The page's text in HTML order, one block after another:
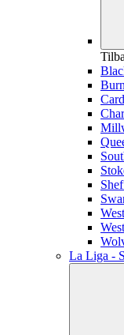
La Liga -